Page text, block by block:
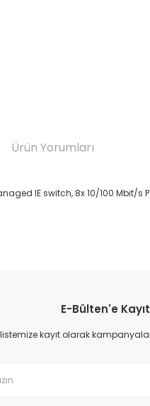
Ürün Yorumları
IE switch, 8x 10/100
veya görüntülenemiyor.
eksik bilgiler bulunuyor.
E-Bülten'e
kayıt olarak